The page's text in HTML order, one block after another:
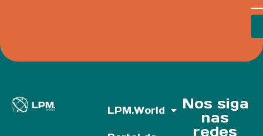
LPM.World Nos siga
nas
redes